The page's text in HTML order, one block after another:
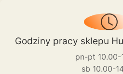
Godziny pracy sklepu
pn-pt 10.00-
sb 10.00-